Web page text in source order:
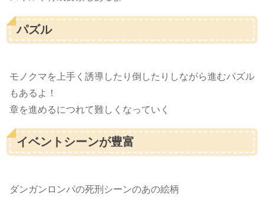
パズル
モノクマを上手く誘導したり倒したりしながら進むパズル
もあるよ！
章を進めるにつれて難しくなっていく
イベントシーンが豊富
ダンガンロンパの死刑シーンのあの絵柄